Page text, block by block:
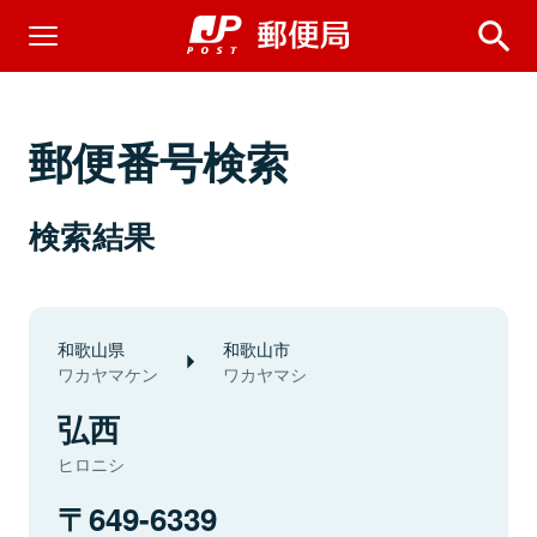
郵便番号検索
検索結果
和歌山県
ワカヤマケン
和歌山市
ワカヤマシ
弘西
ヒロニシ
649-6339